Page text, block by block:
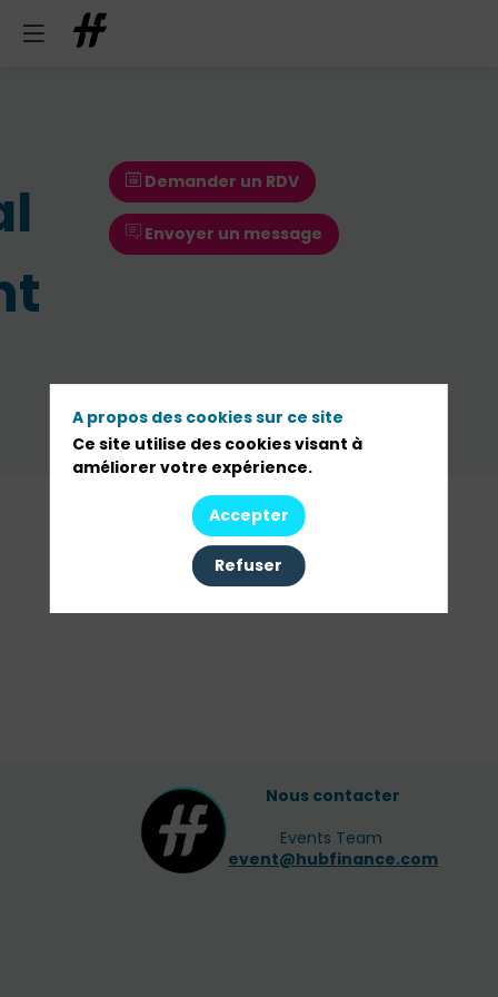
Demander un RDV
Envoyer un message
Demander un RDV
Envoyer un message
Toutes les sessions
Nous contacter
Events Team
event@hubfinance.com
A propos des cookies sur ce site
Ce site utilise des cookies visant à
améliorer votre expérience.
Accepter
Refuser